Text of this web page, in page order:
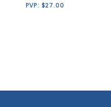
PVP: $27.00